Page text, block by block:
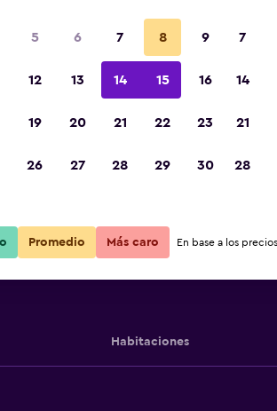
Louane Ver precios
Louane Ver precios
Louane
Habitaciones
5 6 7 8 9
12 13 14 15 16
19 20 21 22 23
26 27 28 29 30
7
14
21
28
Promedio Más caro En base a los